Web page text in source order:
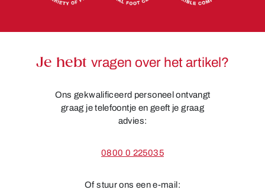
Je hebt vragen over het artikel?
Ons gekwalificeerd personeel ontvangt
graag je telefoontje en geeft je graag
advies:
0800 0 225035
Of stuur ons een e-mail: